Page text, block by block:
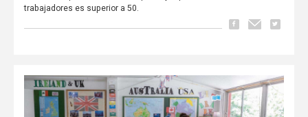
trabajadores es superior a 50.